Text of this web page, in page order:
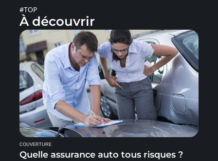
#TOP
À découvrir
COUVERTURE
Quelle assurance auto tous risques ?